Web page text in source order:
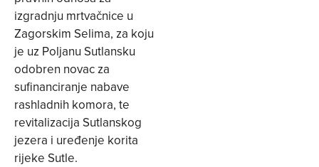
izgradnju mrtvačnice u
Zagorskim Selima, za koju
je uz Poljanu Sutlansku
odobren novac za
sufinanciranje nabave
rashladnih komora, te
revitalizacija Sutlanskog
jezera i uređenje korita
rijeke Sutle.